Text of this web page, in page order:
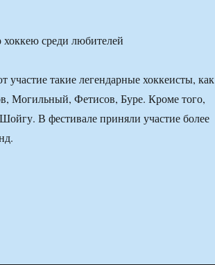
такие легендарные хоккеисты, как
Могильный, Фетисов, Буре. Кроме того,
В фестивале приняли участие более